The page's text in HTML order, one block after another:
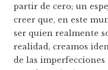
partir de cero; un
creer que, en este
ser quien realmente
realidad, creamos
de las